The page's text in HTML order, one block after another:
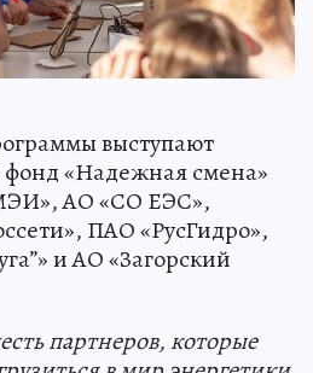
выступают
фонд «Надежная смена»
АО «СО ЕЭС»,
ПАО «РусГидро»,
и АО «Загорский
партнеров, которые